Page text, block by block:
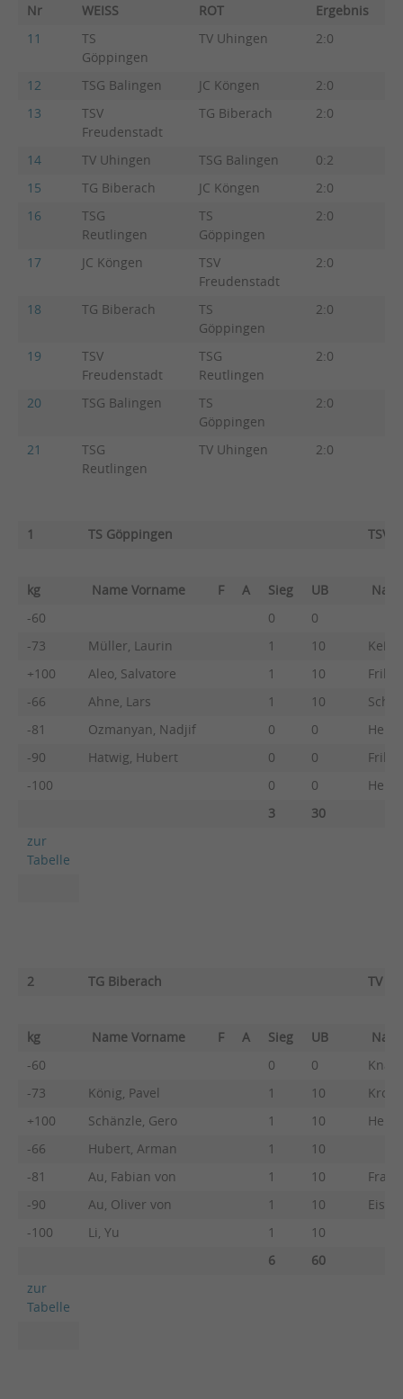
Nr WEISS ROT Ergebnis
11
TS
Göppingen
TV Uhingen 2:0
12 TSG Balingen JC Köngen 2:0
13
TSV
Freudenstadt
TG Biberach 2:0
14 TV Uhingen TSG Balingen 0:2
15
TG Biberach JC Köngen 2:0
16
TSG
Reutlingen
TS
Göppingen
2:0
17 JC Köngen
TSV
Freudenstadt
2:0
18 TG Biberach
TS
Göppingen
2:0
19
TSV
Freudenstadt
TSG
Reutlingen
2:0
20 TSG Balingen
TS
Göppingen
2:0
21
TSG
Reutlingen
TV Uhingen 2:0
1 TS Göppingen TSV
kg Name Vorname F A Sieg UB
-60
0
0
-73
Müller, Laurin 1 10
+100
Aleo, Salvatore 1 10
-66
Ahne, Lars 1 10
-81
Ozmanyan, Nadjif 0 0
-90
Hatwig, Hubert 0 0
-100
0 0
3
30
zur
Tabelle
2 TG Biberach TV
kg Name Vorname F A Sieg UB
-60
0 0
-73
König, Pavel 1 10
+100
Schänzle, Gero 1 10
-66
Hubert, Arman 1
10
-81
Au, Fabian von 1 10
-90
Au, Oliver von 1 10
-100
Li, Yu 1
10
6
60
zur
Tabelle